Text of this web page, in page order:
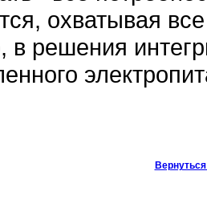
охватывая
в решения